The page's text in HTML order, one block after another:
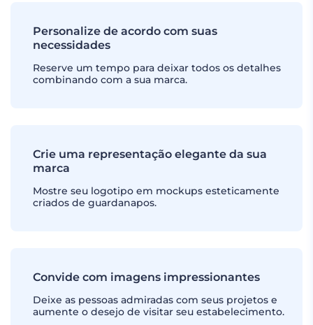
Personalize de acordo com suas
necessidades
Reserve um tempo para deixar todos os detalhes
combinando com a sua marca.
Crie uma representação elegante da sua
marca
Mostre seu logotipo em mockups esteticamente
criados de guardanapos.
Convide com imagens impressionantes
Deixe as pessoas admiradas com seus projetos e
aumente o desejo de visitar seu estabelecimento.